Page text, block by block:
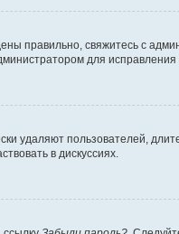
правильно, свяжитесь с
для исправления
удаляют пользователей,
в дискуссиях.